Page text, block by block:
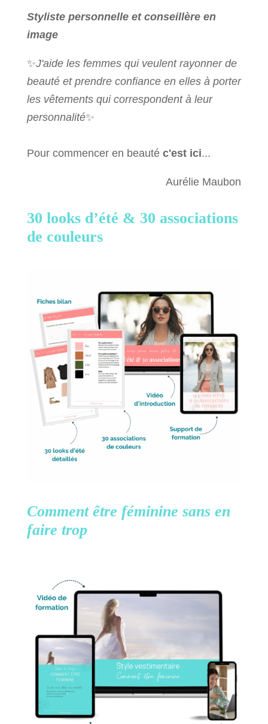
Styliste personnelle et conseillère en
image
✨J'aide les femmes qui veulent rayonner de
beauté et prendre confiance en elles à porter
les vêtements qui correspondent à leur
personnalité✨
Pour commencer en beauté c'est ici...
Aurélie Maubon
30 looks d’été & 30 associations
de couleurs
Comment être féminine sans en
faire trop